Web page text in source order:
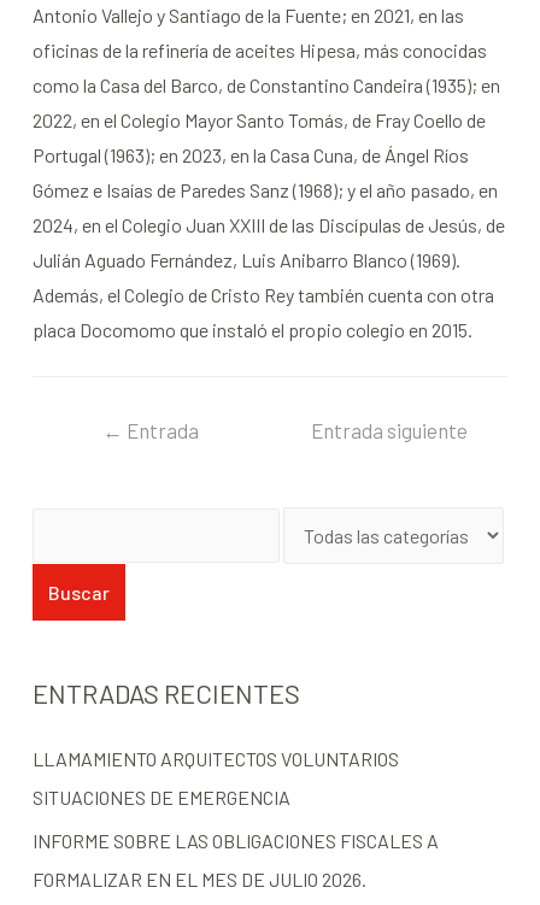
Antonio Vallejo y Santiago de la Fuente; en 2021, en las
oficinas de la refinería de aceites Hipesa, más conocidas
como la Casa del Barco, de Constantino Candeira (1935); en
2022, en el Colegio Mayor Santo Tomás, de Fray Coello de
Portugal (1963); en 2023, en la Casa Cuna, de Ángel Ríos
Gómez e Isaías de Paredes Sanz (1968); y el año pasado, en
2024, en el Colegio Juan XXIII de las Discípulas de Jesús, de
Julián Aguado Fernández, Luis Anibarro Blanco (1969).
Además, el Colegio de Cristo Rey también cuenta con otra
placa Docomomo que instaló el propio colegio en 2015.
← Entrada
Entrada siguiente
ENTRADAS RECIENTES
LLAMAMIENTO ARQUITECTOS VOLUNTARIOS
SITUACIONES DE EMERGENCIA
INFORME SOBRE LAS OBLIGACIONES FISCALES A
FORMALIZAR EN EL MES DE JULIO 2026.